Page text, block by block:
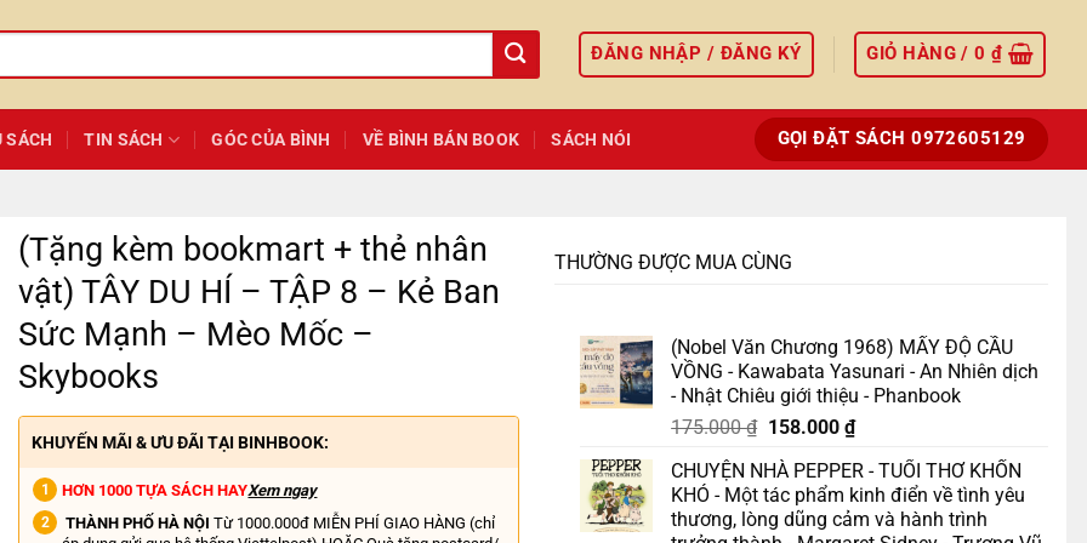
ĐĂNG NHẬP / ĐĂNG KÝ GIỎ HÀNG /0₫
SÁCH TIN SÁCH GÓC CỦA BÌNH VỀ BÌNH BÁN BOOK SÁCH NÓI GỌI ĐẶT SÁCH 0972605129
(Tặng kèm bookmart + thẻ nhân
vật) TÂY DU HÍ – TẬP 8 – Kẻ Ban
Sức Mạnh – Mèo Mốc –
Skybooks
KHUYẾN MÃI & ƯU ĐÃI TẠI BINHBOOK:
HƠN 1000 TỰA SÁCH HAYXem ngay
THÀNH PHỐ HÀ NỘI Từ 1000.000đ MIỄN PHÍ GIAO HÀNG (chỉ
THƯỜNG ĐƯỢC MUA CÙNG
(Nobel Văn Chương 1968) MẤY ĐỘ CẦU
VỒNG - Kawabata Yasunari - An Nhiên dịch
- Nhật Chiêu giới thiệu - Phanbook
175.000₫ Giá
là:
175.000 ₫.
158.000 ₫Giá
tại
là:
158.000 ₫.
CHUYỆN NHÀ PEPPER - TUỔI THƠ KHỐN
KHÓ - Một tác phẩm kinh điển về tình yêu
thương, lòng dũng cảm và hành trình